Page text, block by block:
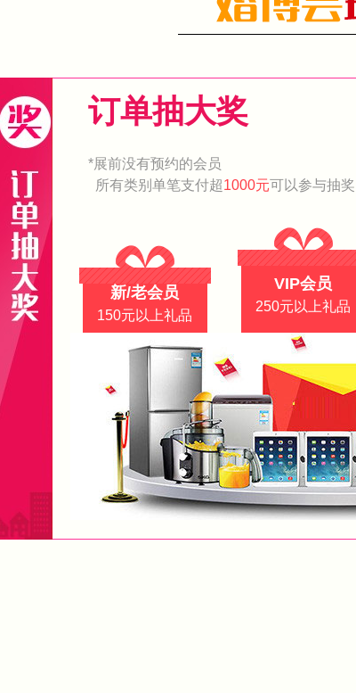
订单抽大奖
*展前没有预约的会员
所有类别单笔支付超1000元可以参与抽奖
新/老会员
150元以上礼品
VIP会员
250元以上礼品